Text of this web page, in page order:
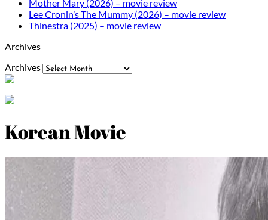
Mother Mary (2026) – movie review
Lee Cronin’s The Mummy (2026) – movie review
Thinestra (2025) – movie review
Archives
Archives
Korean Movie